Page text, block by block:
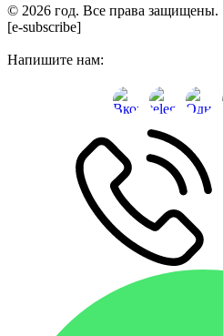
© 2026 год. Все права защищены.
[e-subscribe]
Напишите нам: